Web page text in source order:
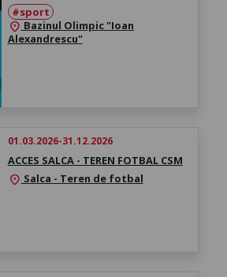
#sport
location_on Bazinul Olimpic "Ioan
Alexandrescu"
01.03.2026-31.12.2026
ACCES SALCA - TEREN FOTBAL CSM
location_on Salca - Teren de fotbal